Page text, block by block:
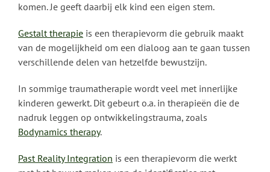
komen. Je geeft daarbij elk kind een eigen stem.
Gestalt therapie is een therapievorm die gebruik maakt
van de mogelijkheid om een dialoog aan te gaan tussen
verschillende delen van hetzelfde bewustzijn.
In sommige traumatherapie wordt veel met innerlijke
kinderen gewerkt. Dit gebeurt o.a. in therapieën die de
nadruk leggen op ontwikkelingstrauma, zoals
Bodynamics therapy.
Past Reality Integration is een therapievorm die werkt